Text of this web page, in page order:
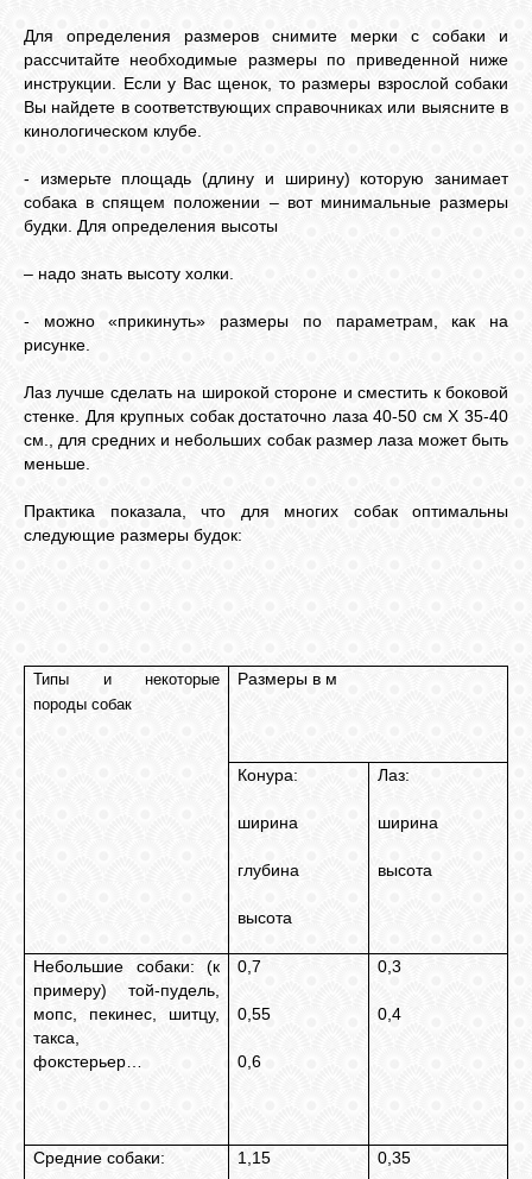
Для определения размеров снимите мерки с собаки и
рассчитайте необходимые размеры по приведенной ниже
инструкции. Если у Вас щенок, то размеры взрослой собаки
Вы найдете в соответствующих справочниках или выясните в
кинологическом клубе.
- измерьте площадь (длину и ширину) которую занимает
собака в спящем положении – вот минимальные размеры
будки. Для определения высоты
– надо знать высоту холки.
- можно «прикинуть» размеры по параметрам, как на
рисунке.
Лаз лучше сделать на широкой стороне и сместить к боковой
стенке. Для крупных собак достаточно лаза 40-50 см Х 35-40
см., для средних и небольших собак размер лаза может быть
меньше.
Практика показала, что для многих собак оптимальны
следующие размеры будок:
Типы и некоторые
породы собак
Размеры в м
Конура:
ширина
глубина
высота
Лаз:
ширина
высота
Небольшие собаки: (к
примеру) той-пудель,
мопс, пекинес, шитцу,
такса,
фокстерьер…
0,7
0,55
0,6
0,3
0,4
Средние собаки: 1,15 0,35